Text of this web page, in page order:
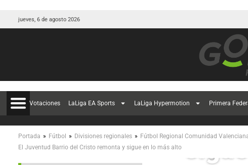
jueves, 6 de agosto 2026
Votaciones LaLiga EA Sports LaLiga Hypermotion Primera
Portada » Fútbol » Divisiones regionales » Fútbol Regional Comunidad
El Juventud Barrio del Cristo remonta y sigue en lo más alto
El